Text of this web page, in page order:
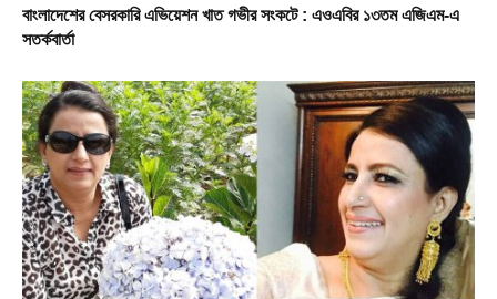
বাংলাদেশের বেসরকারি এভিয়েশন খাত গভীর সংকটে : এওএবির ১৩তম এজিএম-এ
সতর্কবার্তা